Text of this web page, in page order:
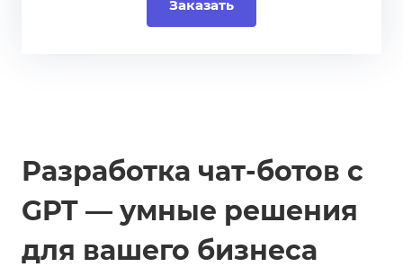
Заказать
Разработка чат-ботов с
GPT — умные решения
для вашего бизнеса